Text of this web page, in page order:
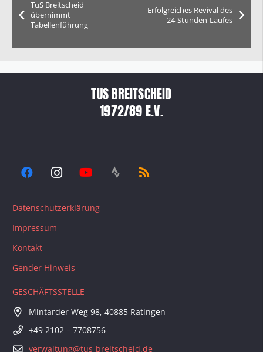
TuS Breitscheid
übernimmt
Tabellenführung
Erfolgreiches Revival des
24-Stunden-Laufes
TUS BREITSCHEID
1972/89 E.V.
Datenschutzerklärung
Impressum
Kontakt
Gender Hinweis
GESCHÄFTSSTELLE
Mintarder Weg 98, 40885 Ratingen
+49 2102 – 7708756
verwaltung@tus-breitscheid.de